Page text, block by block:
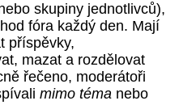
skupiny jednotlivců),
fóra každý den. Mají
příspěvky,
mazat a rozdělovat
řečeno, moderátoři
mimo téma nebo